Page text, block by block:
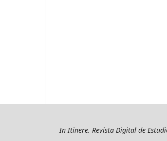
In Itinere. Revista Digital de